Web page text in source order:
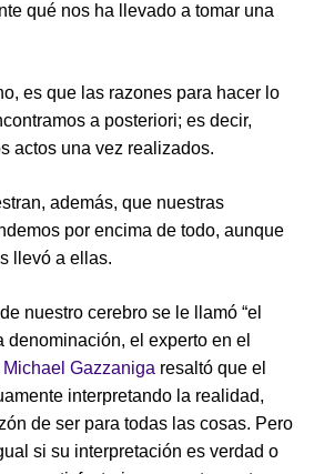
qué nos ha llevado a tomar una
es que las razones para hacer lo
a posteriori; es decir,
actos una vez realizados.
además, que nuestras
por encima de todo, aunque
llevó a ellas.
nuestro cerebro se le llamó “el
denominación, el experto en el
Michael Gazzaniga resaltó que el
interpretando la realidad,
de ser para todas las cosas. Pero
si su interpretación es verdad o